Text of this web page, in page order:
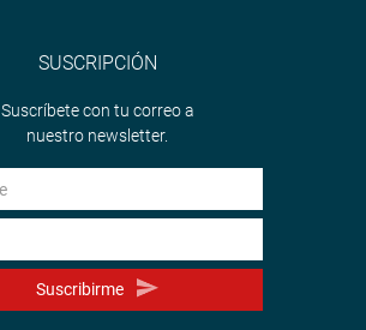
SUSCRIPCIÓN
Suscríbete con tu correo a
nuestro newsletter.
Suscribirme